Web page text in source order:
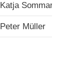
Katja Sommaro
Peter Müller